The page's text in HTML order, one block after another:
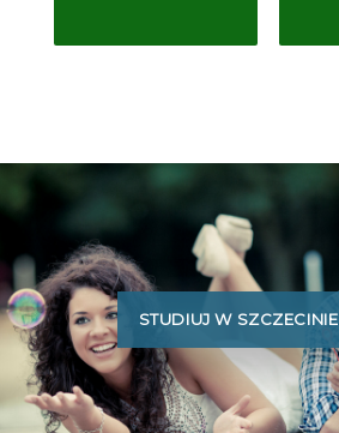
STUDIUJ W SZCZECINIE